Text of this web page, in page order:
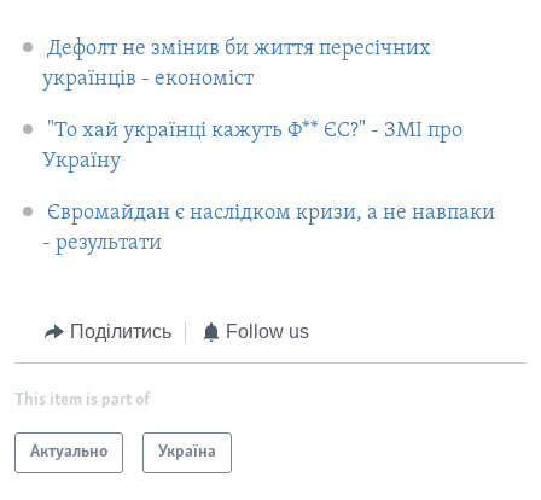
Дефолт не змінив би життя пересічних
українців - економіст
"То хай українці кажуть Ф** ЄС?" - ЗМІ про
Україну
Євромайдан є наслідком кризи, а не навпаки
- результати
Поділитись Follow us
This item is part of
Актуально Україна